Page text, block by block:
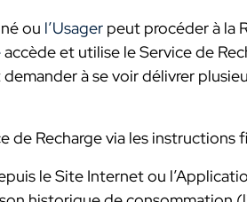
ou l’Usager peut procéder à la
accède et utilise le Service de
à se voir délivrer
de Recharge via les instructions
le Site Internet ou